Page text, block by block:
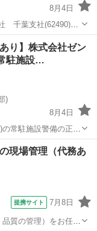
8月4日
千葉支社(62490)の
【職種】警備員・警
り】株式会社ゼン
駐施設…
)
8月4日
の常駐施設警備の正社
・警備関連 【応募資
現場管理（代務あ
提携サイト 7月8日
質の管理）をお任せ